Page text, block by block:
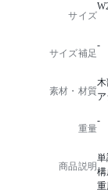
サイズ
サイズ補足
-
素材・材質
重量
-
商品説明構